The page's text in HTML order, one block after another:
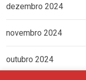
dezembro 2024
novembro 2024
outubro 2024